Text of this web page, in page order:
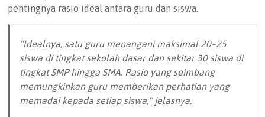
pentingnya rasio ideal antara guru dan siswa.
“Idealnya, satu guru menangani maksimal 20–25
siswa di tingkat sekolah dasar dan sekitar 30 siswa di
tingkat SMP hingga SMA. Rasio yang seimbang
memungkinkan guru memberikan perhatian yang
memadai kepada setiap siswa,” jelasnya.